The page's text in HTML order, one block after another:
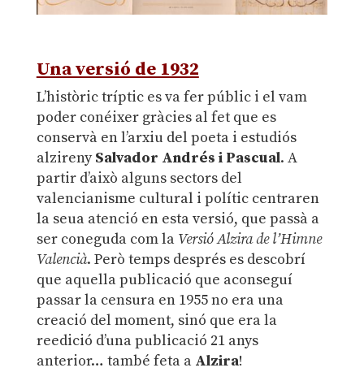
Una versió de 1932
L’històric tríptic es va fer públic i el vam
poder conéixer gràcies al fet que es
conservà en l’arxiu del poeta i estudiós
alzirenySalvador Andrés i Pascual. A
partir d’això alguns sectors del
valencianisme cultural i polític centraren
la seua atenció en esta versió, que passà a
ser coneguda com la Versió Alzira de l’Himne
Valencià. Però temps després es descobrí
que aquella publicació que aconseguí
passar la censura en 1955 no era una
creació del moment, sinó que era la
reedició d’una publicació 21 anys
anterior… també feta a Alzira!